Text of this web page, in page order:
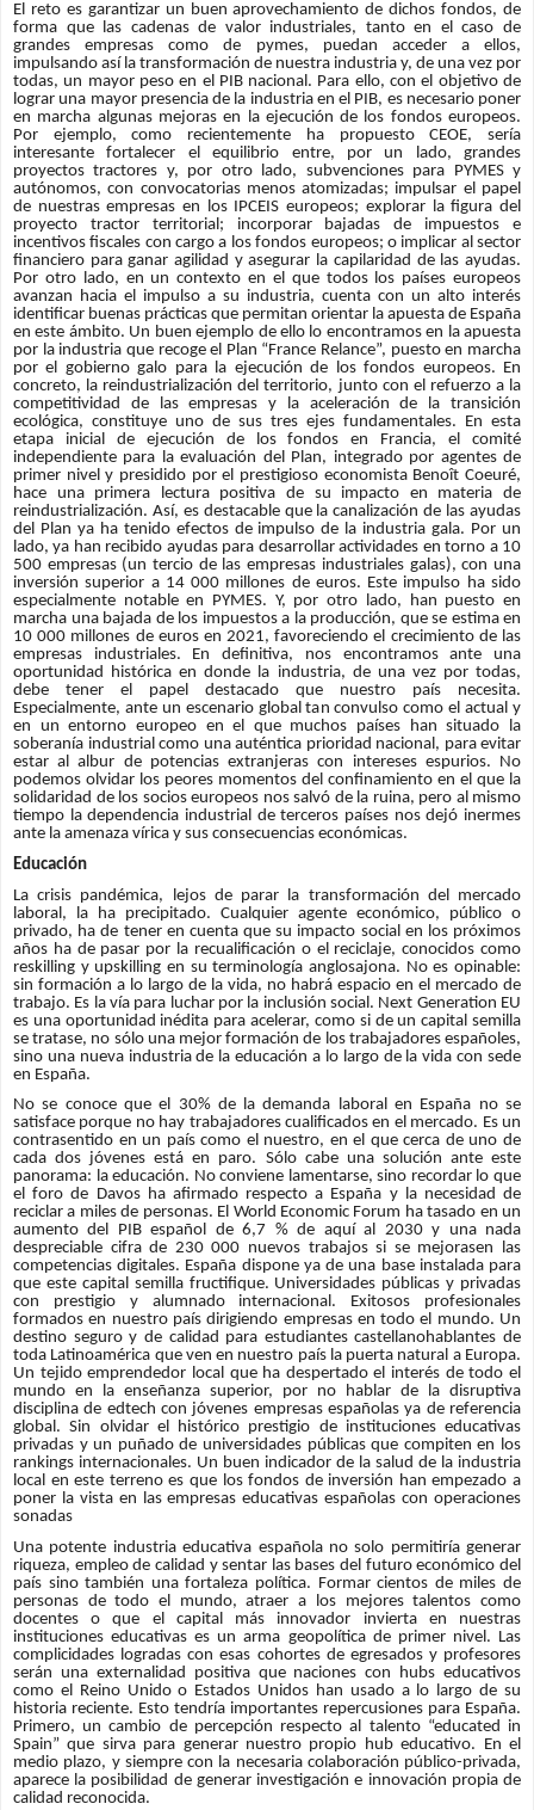
El reto es garantizar un buen aprovechamiento de dichos fondos, de
forma que las cadenas de valor industriales, tanto en el caso de
grandes empresas como de pymes, puedan acceder a ellos,
impulsando así la transformación de nuestra industria y, de una vez por
todas, un mayor peso en el PIB nacional. Para ello, con el objetivo de
lograr una mayor presencia de la industria en el PIB, es necesario poner
en marcha algunas mejoras en la ejecución de los fondos europeos.
Por ejemplo, como recientemente ha propuesto CEOE, sería
interesante fortalecer el equilibrio entre, por un lado, grandes
proyectos tractores y, por otro lado, subvenciones para PYMES y
autónomos, con convocatorias menos atomizadas; impulsar el papel
de nuestras empresas en los IPCEIS europeos; explorar la figura del
proyecto tractor territorial; incorporar bajadas de impuestos e
incentivos fiscales con cargo a los fondos europeos; o implicar al sector
financiero para ganar agilidad y asegurar la capilaridad de las ayudas.
Por otro lado, en un contexto en el que todos los países europeos
avanzan hacia el impulso a su industria, cuenta con un alto interés
identificar buenas prácticas que permitan orientar la apuesta de España
en este ámbito. Un buen ejemplo de ello lo encontramos en la apuesta
por la industria que recoge el Plan “France Relance”, puesto en marcha
por el gobierno galo para la ejecución de los fondos europeos. En
concreto, la reindustrialización del territorio, junto con el refuerzo a la
competitividad de las empresas y la aceleración de la transición
ecológica, constituye uno de sus tres ejes fundamentales. En esta
etapa inicial de ejecución de los fondos en Francia, el comité
independiente para la evaluación del Plan, integrado por agentes de
primer nivel y presidido por el prestigioso economista Benoît Coeuré,
hace una primera lectura positiva de su impacto en materia de
reindustrialización. Así, es destacable que la canalización de las ayudas
del Plan ya ha tenido efectos de impulso de la industria gala. Por un
lado, ya han recibido ayudas para desarrollar actividades en torno a 10
500 empresas (un tercio de las empresas industriales galas), con una
inversión superior a 14 000 millones de euros. Este impulso ha sido
especialmente notable en PYMES. Y, por otro lado, han puesto en
marcha una bajada de los impuestos a la producción, que se estima en
10 000 millones de euros en 2021, favoreciendo el crecimiento de las
empresas industriales. En definitiva, nos encontramos ante una
oportunidad histórica en donde la industria, de una vez por todas,
debe tener el papel destacado que nuestro país necesita.
Especialmente, ante un escenario global tan convulso como el actual y
en un entorno europeo en el que muchos países han situado la
soberanía industrial como una auténtica prioridad nacional, para evitar
estar al albur de potencias extranjeras con intereses espurios. No
podemos olvidar los peores momentos del confinamiento en el que la
solidaridad de los socios europeos nos salvó de la ruina, pero al mismo
tiempo la dependencia industrial de terceros países nos dejó inermes
ante la amenaza vírica y sus consecuencias económicas.
Educación
La crisis pandémica, lejos de parar la transformación del mercado
laboral, la ha precipitado. Cualquier agente económico, público o
privado, ha de tener en cuenta que su impacto social en los próximos
años ha de pasar por la recualificación o el reciclaje, conocidos como
reskilling y upskilling en su terminología anglosajona. No es opinable:
sin formación a lo largo de la vida, no habrá espacio en el mercado de
trabajo. Es la vía para luchar por la inclusión social. Next Generation EU
es una oportunidad inédita para acelerar, como si de un capital semilla
se tratase, no sólo una mejor formación de los trabajadores españoles,
sino una nueva industria de la educación a lo largo de la vida con sede
en España.
No se conoce que el 30% de la demanda laboral en España no se
satisface porque no hay trabajadores cualificados en el mercado. Es un
contrasentido en un país como el nuestro, en el que cerca de uno de
cada dos jóvenes está en paro. Sólo cabe una solución ante este
panorama: la educación. No conviene lamentarse, sino recordar lo que
el foro de Davos ha afirmado respecto a España y la necesidad de
reciclar a miles de personas. El World Economic Forum ha tasado en un
aumento del PIB español de 6,7 % de aquí al 2030 y una nada
despreciable cifra de 230 000 nuevos trabajos si se mejorasen las
competencias digitales. España dispone ya de una base instalada para
que este capital semilla fructifique. Universidades públicas y privadas
con prestigio y alumnado internacional. Exitosos profesionales
formados en nuestro país dirigiendo empresas en todo el mundo. Un
destino seguro y de calidad para estudiantes castellanohablantes de
toda Latinoamérica que ven en nuestro país la puerta natural a Europa.
Un tejido emprendedor local que ha despertado el interés de todo el
mundo en la enseñanza superior, por no hablar de la disruptiva
disciplina de edtech con jóvenes empresas españolas ya de referencia
global. Sin olvidar el histórico prestigio de instituciones educativas
privadas y un puñado de universidades públicas que compiten en los
rankings internacionales. Un buen indicador de la salud de la industria
local en este terreno es que los fondos de inversión han empezado a
poner la vista en las empresas educativas españolas con operaciones
sonadas
Una potente industria educativa española no solo permitiría generar
riqueza, empleo de calidad y sentar las bases del futuro económico del
país sino también una fortaleza política. Formar cientos de miles de
personas de todo el mundo, atraer a los mejores talentos como
docentes o que el capital más innovador invierta en nuestras
instituciones educativas es un arma geopolítica de primer nivel. Las
complicidades logradas con esas cohortes de egresados y profesores
serán una externalidad positiva que naciones con hubs educativos
como el Reino Unido o Estados Unidos han usado a lo largo de su
historia reciente. Esto tendría importantes repercusiones para España.
Primero, un cambio de percepción respecto al talento “educated in
Spain” que sirva para generar nuestro propio hub educativo. En el
medio plazo, y siempre con la necesaria colaboración público-privada,
aparece la posibilidad de generar investigación e innovación propia de
calidad reconocida.